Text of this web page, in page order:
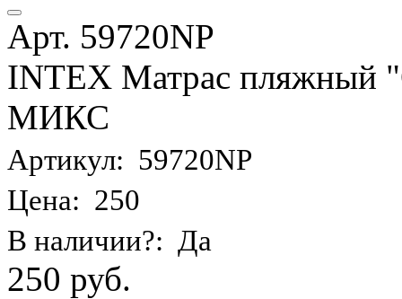
Арт. 59720NP
INTEX Матрас пляжный
МИКС
Артикул: 59720NP
Цена: 250
В наличии?: Да
250 руб.